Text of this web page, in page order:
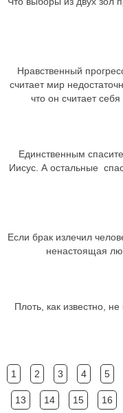
Нравственный
считает мир
что он считает
Единственным
Иисус. А остальные
Если брак излечил
ненастоящая
Плоть, как известно,
1 2 3 4 5
13 14 15 16